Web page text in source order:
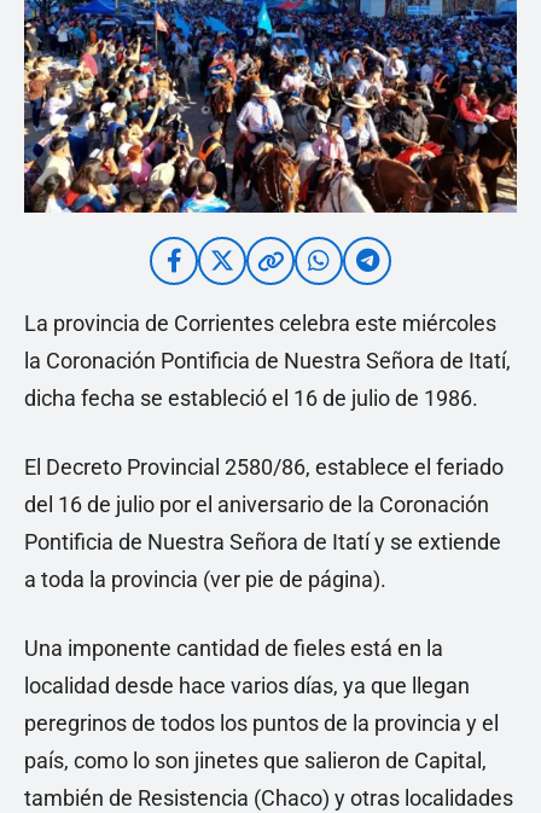
La provincia de Corrientes celebra este miércoles
la Coronación Pontificia de Nuestra Señora de Itatí,
dicha fecha se estableció el 16 de julio de 1986.
El Decreto Provincial 2580/86, establece el feriado
del 16 de julio por el aniversario de la Coronación
Pontificia de Nuestra Señora de Itatí y se extiende
a toda la provincia (ver pie de página).
Una imponente cantidad de fieles está en la
localidad desde hace varios días, ya que llegan
peregrinos de todos los puntos de la provincia y el
país, como lo son jinetes que salieron de Capital,
también de Resistencia (Chaco) y otras localidades